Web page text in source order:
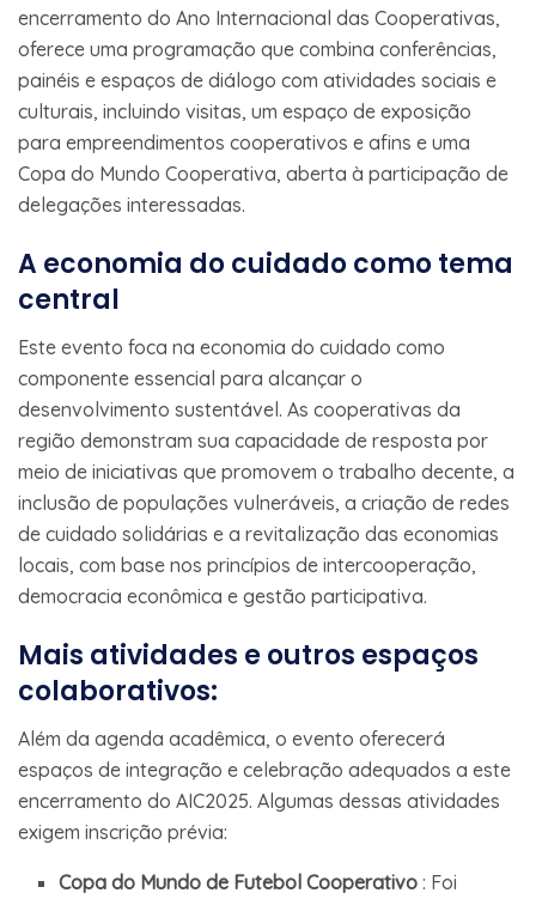
encerramento do Ano Internacional das Cooperativas,
oferece uma programação que combina conferências,
painéis e espaços de diálogo com atividades sociais e
culturais, incluindo visitas, um espaço de exposição
para empreendimentos cooperativos e afins e uma
Copa do Mundo Cooperativa, aberta à participação de
delegações interessadas.
A economia do cuidado como tema
central
Este evento foca na economia do cuidado como
componente essencial para alcançar o
desenvolvimento sustentável. As cooperativas da
região demonstram sua capacidade de resposta por
meio de iniciativas que promovem o trabalho decente, a
inclusão de populações vulneráveis, a criação de redes
de cuidado solidárias e a revitalização das economias
locais, com base nos princípios de intercooperação,
democracia econômica e gestão participativa.
Mais atividades e outros espaços
colaborativos:
Além da agenda acadêmica, o evento oferecerá
espaços de integração e celebração adequados a este
encerramento do AIC2025. Algumas dessas atividades
exigem inscrição prévia:
Copa do Mundo de Futebol Cooperativo : Foi